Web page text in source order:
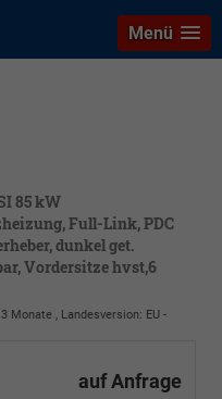
Menü
85 kW
Full-Link, PDC
dunkel get.
Vordersitze hvst,6
3 Monate , Landesversion: EU -
auf Anfrage